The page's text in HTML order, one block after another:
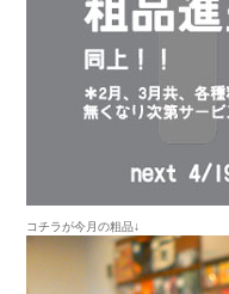
コチラが今月の粗品↓